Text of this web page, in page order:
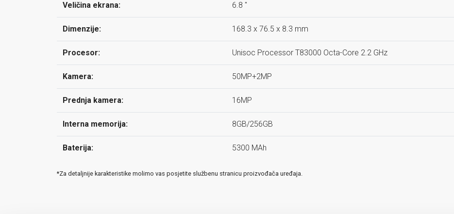
Veličina ekrana: 6.8 ''
Dimenzije: 168.3 x 76.5 x 8.3 mm
Procesor: Unisoc Processor T83000 Octa-Core 2.2 GHz
Kamera: 50MP+2MP
Prednja kamera: 16MP
Interna memorija: 8GB/256GB
Baterija: 5300 MAh
*Za detaljnije karakteristike molimo vas posjetite službenu stranicu proizvođača uređaja.